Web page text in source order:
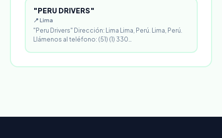
"PERU DRIVERS"
📍 Lima
"Peru Drivers" Dirección: Lima Lima, Perú. Lima, Perú.
Llámenos al teléfono: (51) (1) 330…